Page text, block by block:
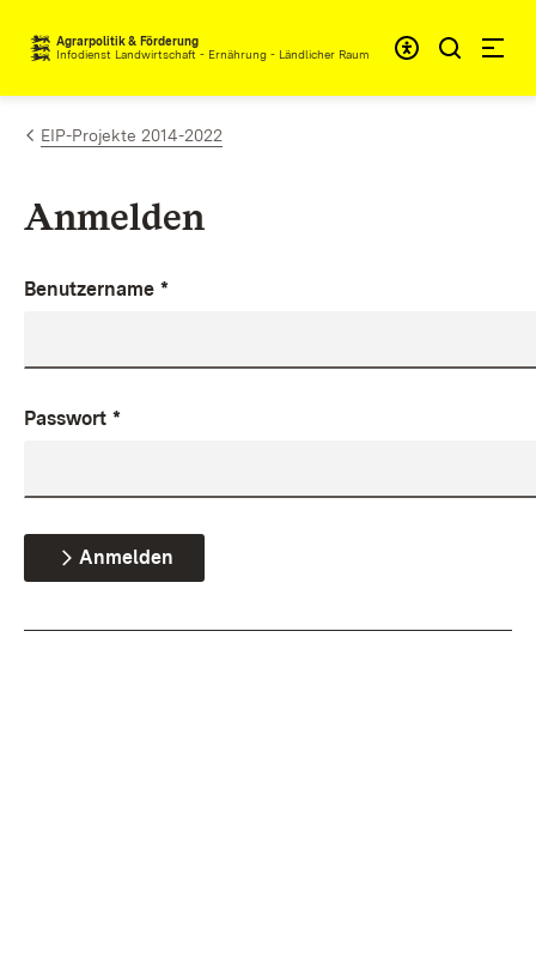
Zum Inhalt springen
Agrarpolitik & Förderung
Infodienst Landwirtschaft - Ernährung - Ländlicher Raum
EIP-Projekte 2014-2022
Anmelden
Benutzername *
Passwort *
Anmelden